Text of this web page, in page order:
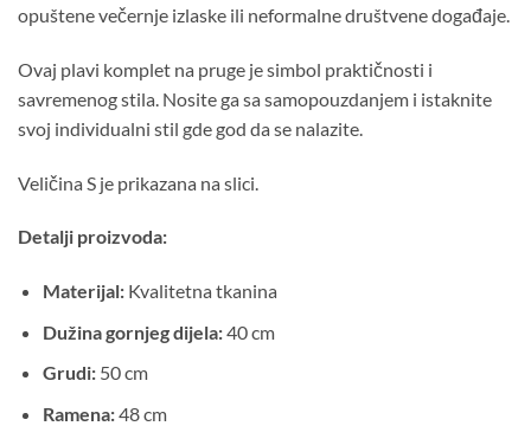
opuštene večernje izlaske ili neformalne društvene događaje.
Ovaj plavi komplet na pruge je simbol praktičnosti i
savremenog stila. Nosite ga sa samopouzdanjem i istaknite
svoj individualni stil gde god da se nalazite.
Veličina S je prikazana na slici.
Detalji proizvoda:
Materijal:Kvalitetna tkanina
Dužina gornjeg dijela:40 cm
Grudi:50 cm
Ramena:48 cm